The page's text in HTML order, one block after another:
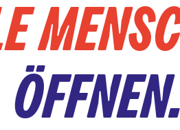
ÖFFNEN.